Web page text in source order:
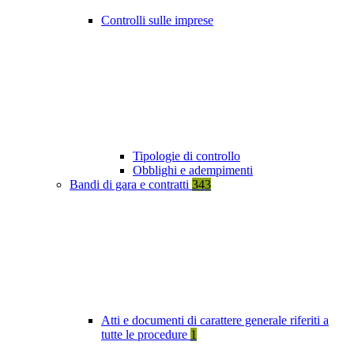
Controlli sulle imprese
Tipologie di controllo
Obblighi e adempimenti
Bandi di gara e contratti 343
Atti e documenti di carattere generale riferiti a
tutte le procedure 1